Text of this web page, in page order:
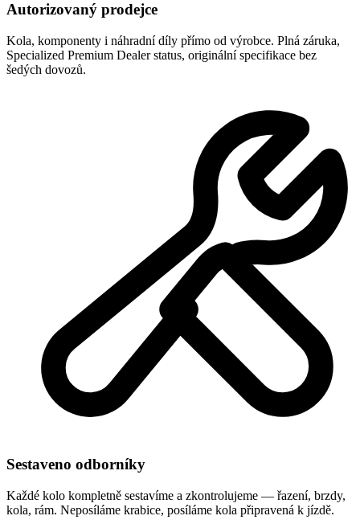
Autorizovaný prodejce
Kola, komponenty i náhradní díly přímo od výrobce. Plná záruka,
Specialized Premium Dealer status, originální specifikace bez
šedých dovozů.
Sestaveno odborníky
Každé kolo kompletně sestavíme a zkontrolujeme — řazení, brzdy,
kola, rám. Neposíláme krabice, posíláme kola připravená k jízdě.